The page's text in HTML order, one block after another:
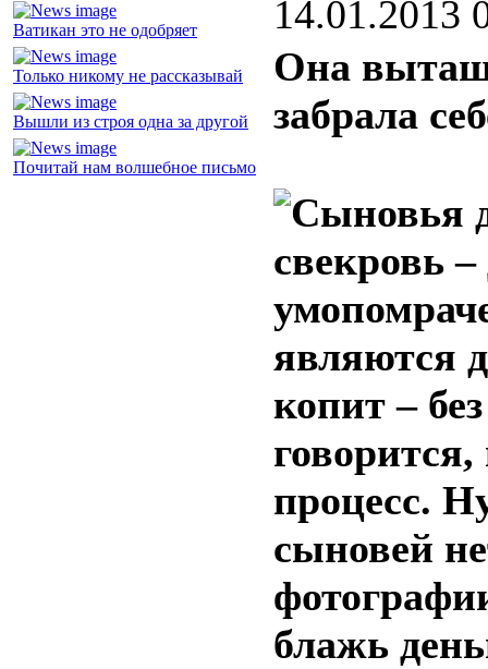
Ватикан это не одобряет
Только никому не рассказывай
Вышли из строя одна за другой
Почитай нам волшебное письмо
14.01.2013
Она
забрала
свекровь
являются
копит –
процесс.
сыновей
блажь